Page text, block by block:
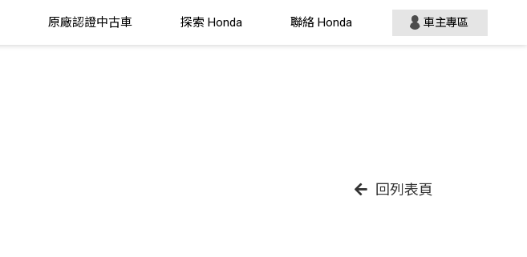
原廠認證中古車 探索 Honda 聯絡 Honda 車主專區
回列表頁